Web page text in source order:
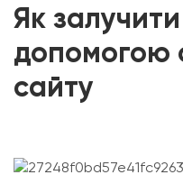
Як залучити
допомогою
сайту